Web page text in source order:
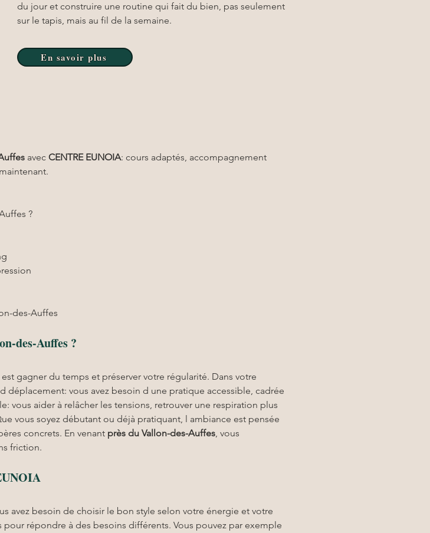
du jour et construire une routine qui fait du bien, pas seulement
sur le tapis, mais au fil de la semaine.
En savoir plus
avec CENTRE EUNOIA: cours adaptés, accompagnement
?
des-Auffes
des-Auffes ?
est gagner du temps et préserver votre régularité. Dans votre
vous avez besoin d une pratique accessible, cadrée
vous aider à relâcher les tensions, retrouver une respiration plus
vous soyez débutant ou déjà pratiquant, l ambiance est pensée
concrets. En venant près du Vallon-des-Auffes, vous
friction.
avez besoin de choisir le bon style selon votre énergie et votre
répondre à des besoins différents. Vous pouvez par exemple